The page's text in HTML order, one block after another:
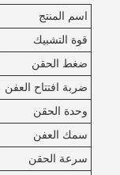
اسم المنتج
قوة التشبيك
ضغط الحقن
ضربة افتتاح العفن
وحدة الحقن
سمك العفن
سرعة الحقن